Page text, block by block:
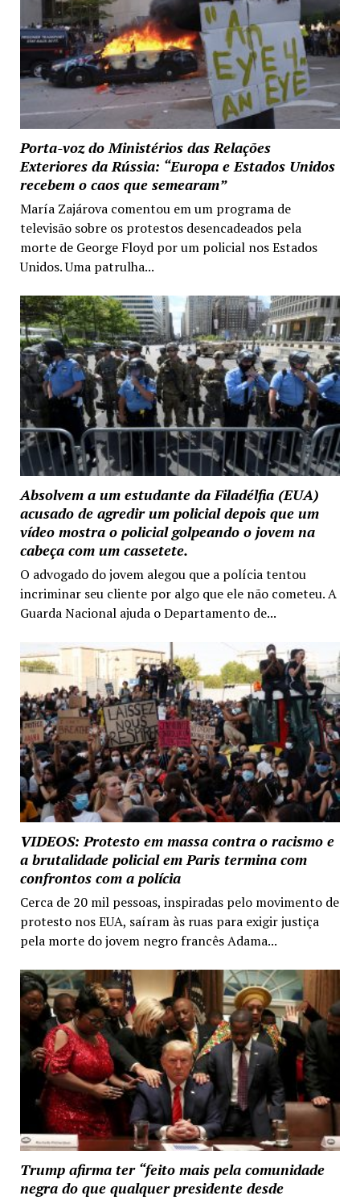
Porta-voz do Ministérios das Relações
Exteriores da Rússia: “Europa e Estados Unidos
recebem o caos que semearam”
María Zajárova comentou em um programa de
televisão sobre os protestos desencadeados pela
morte de George Floyd por um policial nos Estados
Unidos. Uma patrulha...
Absolvem a um estudante da Filadélfia (EUA)
acusado de agredir um policial depois que um
vídeo mostra o policial golpeando o jovem na
cabeça com um cassetete.
O advogado do jovem alegou que a polícia tentou
incriminar seu cliente por algo que ele não cometeu. A
Guarda Nacional ajuda o Departamento de...
VIDEOS: Protesto em massa contra o racismo e
a brutalidade policial em Paris termina com
confrontos com a polícia
Cerca de 20 mil pessoas, inspiradas pelo movimento de
protesto nos EUA, saíram às ruas para exigir justiça
pela morte do jovem negro francês Adama...
Trump afirma ter “feito mais pela comunidade
negra do que qualquer presidente desde